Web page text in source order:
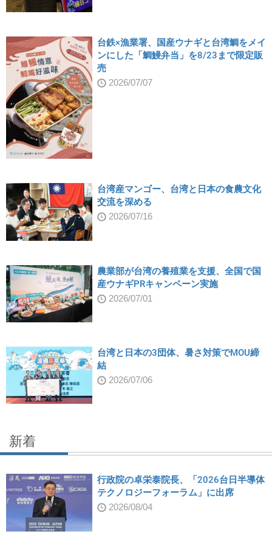
台鉄×漁業署、国産ウナギと台湾鯛をメイ
ンにした「鯛鰻弁当」を8/23まで限定販
売
2026/07/07
台湾産マンゴー、台湾と日本の食農文化
交流を深める
2026/07/16
農業部が台湾の養殖業を支援、全国で国
産ウナギPRキャンペーン実施
2026/07/01
台湾と日本の3団体、暑さ対策でMOU締
結
2026/07/06
新着
行政院の卓栄泰院長、「2026台日半導体
テクノロジーフォーラム」に出席
2026/08/04